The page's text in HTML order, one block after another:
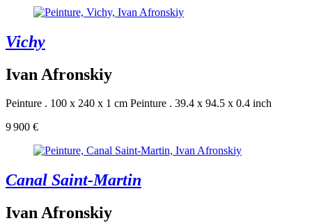
Vichy
Ivan Afronskiy
Peinture . 100 x 240 x 1 cm Peinture . 39.4 x 94.5 x 0.4 inch
9 900 €
Canal Saint-Martin
Ivan Afronskiy